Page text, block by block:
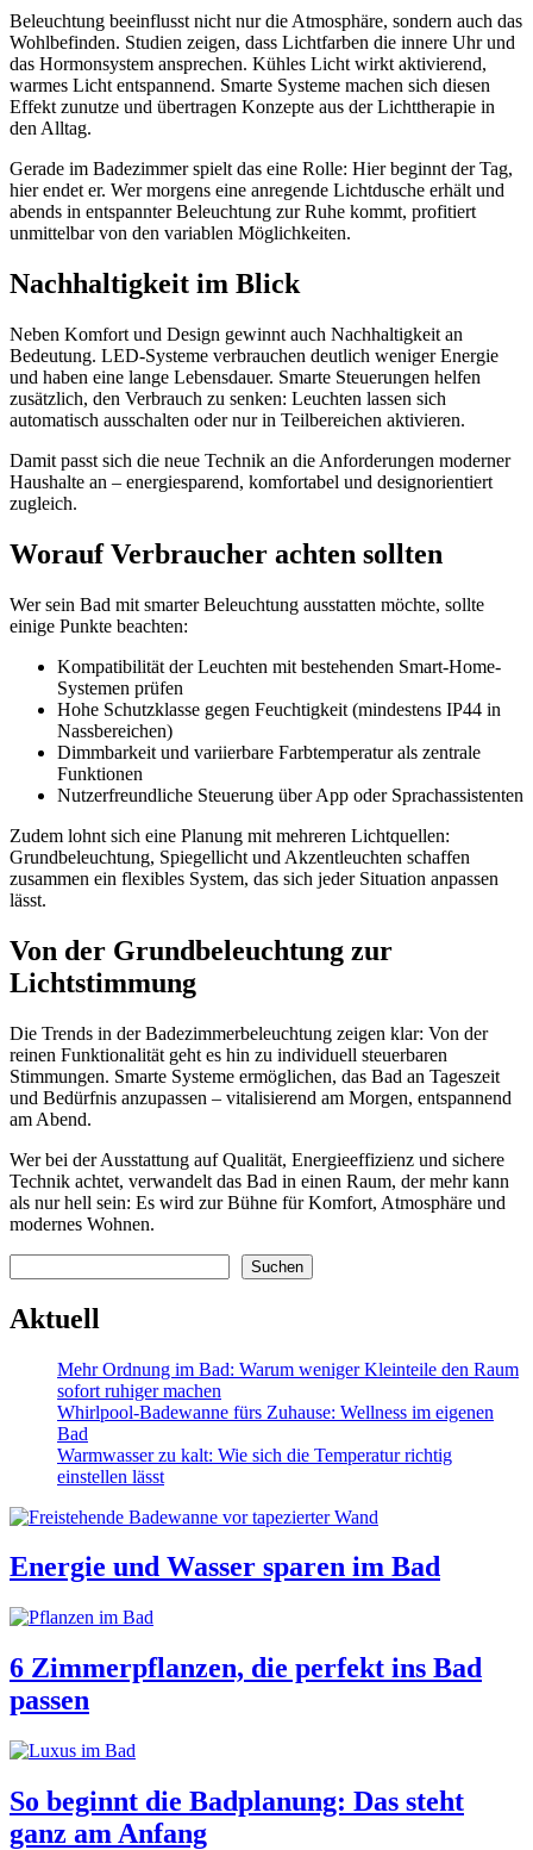
Beleuchtung beeinflusst nicht nur die Atmosphäre, sondern auch das
Wohlbefinden. Studien zeigen, dass Lichtfarben die innere Uhr und
das Hormonsystem ansprechen. Kühles Licht wirkt aktivierend,
warmes Licht entspannend. Smarte Systeme machen sich diesen
Effekt zunutze und übertragen Konzepte aus der Lichttherapie in
den Alltag.
Gerade im Badezimmer spielt das eine Rolle: Hier beginnt der Tag,
hier endet er. Wer morgens eine anregende Lichtdusche erhält und
abends in entspannter Beleuchtung zur Ruhe kommt, profitiert
unmittelbar von den variablen Möglichkeiten.
Nachhaltigkeit im Blick
Neben Komfort und Design gewinnt auch Nachhaltigkeit an
Bedeutung. LED-Systeme verbrauchen deutlich weniger Energie
und haben eine lange Lebensdauer. Smarte Steuerungen helfen
zusätzlich, den Verbrauch zu senken: Leuchten lassen sich
automatisch ausschalten oder nur in Teilbereichen aktivieren.
Damit passt sich die neue Technik an die Anforderungen moderner
Haushalte an – energiesparend, komfortabel und designorientiert
zugleich.
Worauf Verbraucher achten sollten
Wer sein Bad mit smarter Beleuchtung ausstatten möchte, sollte
einige Punkte beachten:
Kompatibilität der Leuchten mit bestehenden Smart-Home-
Systemen prüfen
Hohe Schutzklasse gegen Feuchtigkeit (mindestens IP44 in
Nassbereichen)
Dimmbarkeit und variierbare Farbtemperatur als zentrale
Funktionen
Nutzerfreundliche Steuerung über App oder Sprachassistenten
Zudem lohnt sich eine Planung mit mehreren Lichtquellen:
Grundbeleuchtung, Spiegellicht und Akzentleuchten schaffen
zusammen ein flexibles System, das sich jeder Situation anpassen
lässt.
Von der Grundbeleuchtung zur
Lichtstimmung
Die Trends in der Badezimmerbeleuchtung zeigen klar: Von der
reinen Funktionalität geht es hin zu individuell steuerbaren
Stimmungen. Smarte Systeme ermöglichen, das Bad an Tageszeit
und Bedürfnis anzupassen – vitalisierend am Morgen, entspannend
am Abend.
Wer bei der Ausstattung auf Qualität, Energieeffizienz und sichere
Technik achtet, verwandelt das Bad in einen Raum, der mehr kann
als nur hell sein: Es wird zur Bühne für Komfort, Atmosphäre und
modernes Wohnen.
Suchen
Aktuell
Mehr Ordnung im Bad: Warum weniger Kleinteile den Raum
sofort ruhiger machen
Whirlpool-Badewanne fürs Zuhause: Wellness im eigenen
Bad
Warmwasser zu kalt: Wie sich die Temperatur richtig
einstellen lässt
Energie und Wasser sparen im Bad
6 Zimmerpflanzen, die perfekt ins Bad
passen
So beginnt die Badplanung: Das steht
ganz am Anfang